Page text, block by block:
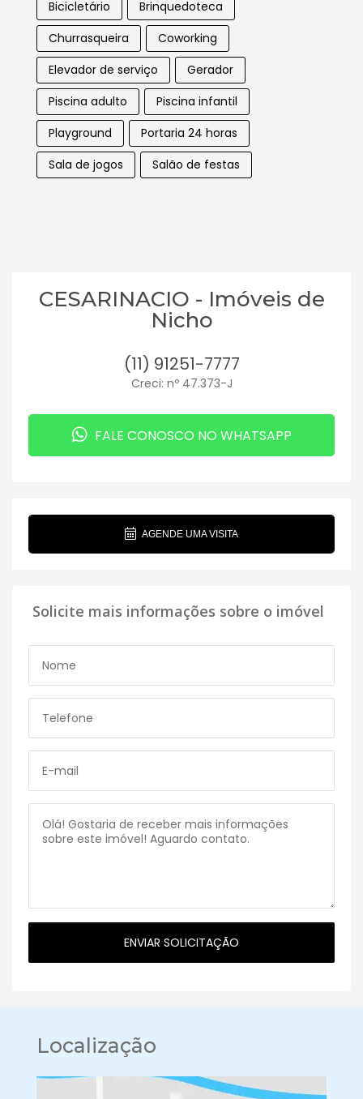
Bicicletário
Brinquedoteca
Churrasqueira
Coworking
Elevador de serviço
Gerador
Piscina adulto
Piscina infantil
Playground
Portaria 24 horas
Sala de jogos
Salão de festas
CESARINACIO - Imóveis de
Nicho
(11) 91251-7777
Creci: nº 47.373-J
FALE CONOSCO NO WHATSAPP
AGENDE UMA VISITA
Solicite mais informações sobre o imóvel
Localização